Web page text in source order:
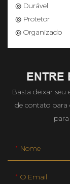
◎ Durável
◎ Protetor
◎ Organizado
ENTRE
Basta deixar
de contato para
Nome
O Email